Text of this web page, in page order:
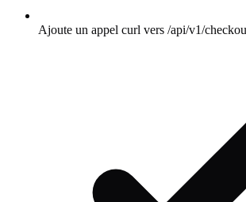
Ajoute un appel curl vers /api/v1/